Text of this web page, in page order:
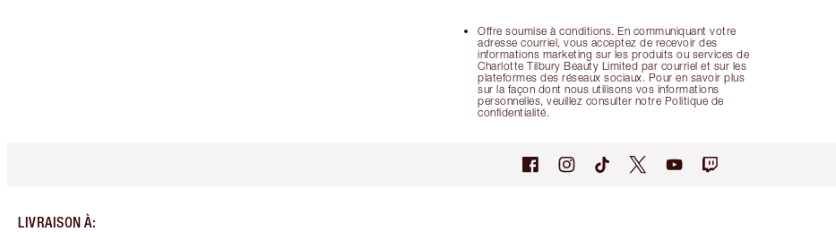
Offre soumise à conditions. En communiquant votre
adresse courriel, vous acceptez de recevoir des
informations marketing sur les produits ou services de
Charlotte Tilbury Beauty Limited par courriel et sur les
plateformes des réseaux sociaux. Pour en savoir plus
sur la façon dont nous utilisons vos informations
personnelles, veuillez consulter notre Politique de
confidentialité.
LIVRAISON À: